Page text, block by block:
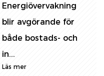
Energiövervakning
blir avgörande för
både bostads- och
in...
Läs mer